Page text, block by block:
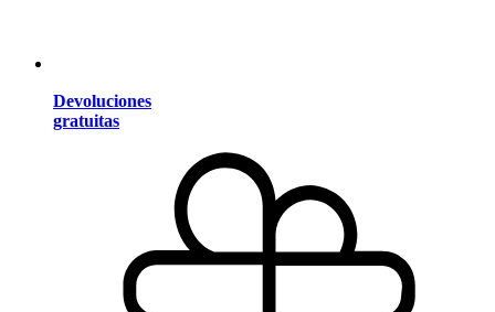
Devoluciones
gratuitas